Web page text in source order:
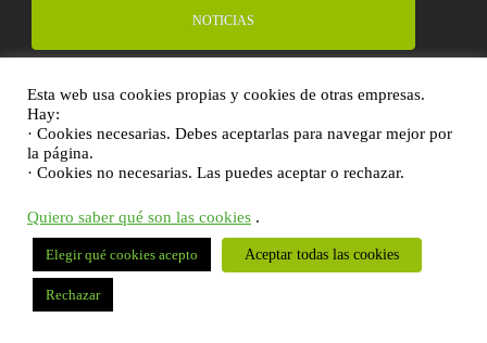
NOTICIAS
FINANCIA UN PROYECTO
DONA
Esta web usa cookies propias y cookies de otras empresas.
Hay:
· Cookies necesarias. Debes aceptarlas para navegar mejor por
la página.
· Cookies no necesarias. Las puedes aceptar o rechazar.
Quiero saber qué son las cookies .
Elegir qué cookies acepto Aceptar todas las cookies
Rechazar